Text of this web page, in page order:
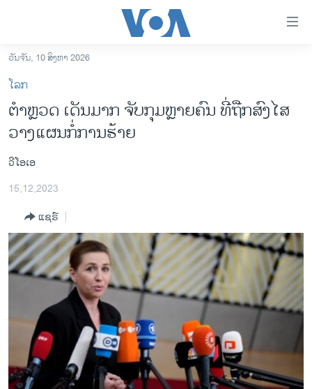
ເຂົ້າ
ຫາ
ຂ້າມ
ຂ້າມ
ຫາ
ຊອກ
ຄົ້ນ
ລາວ
ອາເມຣິກາ
ໂລກ
ເອເຊຍ
ອິດສະຫຼະພາບດ້ານການຂ່າວ
ຊີວິດຊາວລາວ
ຊຸມຊົນຊາວລາວ
ວິທະຍາສາດ-ເທັກໂນໂລຈີ
ທຸລະກິດ
ພາສາອັງກິດ
ວັນຈັນ, 10 ສິງຫາ 2026
ໂລກ
ຕຳຫຼວດ ເດັນ​ມາກ ຈັບ​ກຸມຫຼາຍ​ຄົນ​ ທີ່​ຖືກ​ສົງ​ໄສ ​
ວາງ​ແຜນ​ກໍ່​ການ​ຮ້າຍ
ວີໂອເອ
15,12,2023
ແຊຣ໌